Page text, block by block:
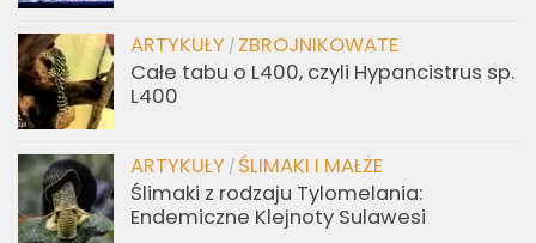
ARTYKUŁY / ZBROJNIKOWATE
Całe tabu o L400, czyli Hypancistrus sp.
L400
ARTYKUŁY / ŚLIMAKI I MAŁŻE
Ślimaki z rodzaju Tylomelania:
Endemiczne Klejnoty Sulawesi